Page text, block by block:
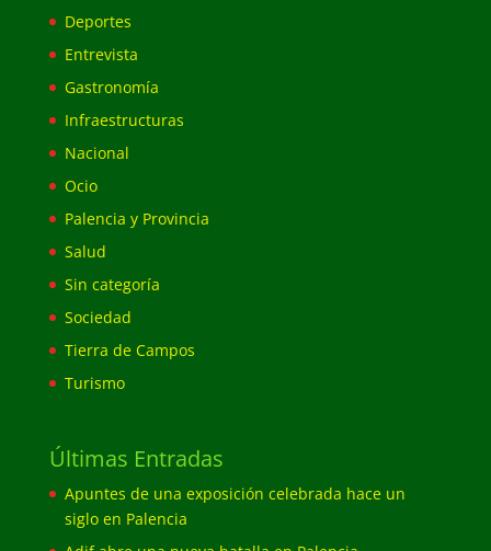
Deportes
Entrevista
Gastronomía
Infraestructuras
Nacional
Ocio
Palencia y Provincia
Salud
Sin categoría
Sociedad
Tierra de Campos
Turismo
Últimas Entradas
Apuntes de una exposición celebrada hace un
siglo en Palencia